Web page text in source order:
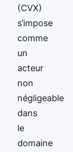
(CVX)
s’impose
comme
un
acteur
non
négligeable
dans
le
domaine